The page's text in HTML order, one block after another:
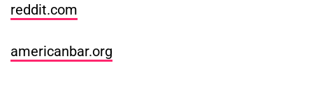
reddit.com
americanbar.org